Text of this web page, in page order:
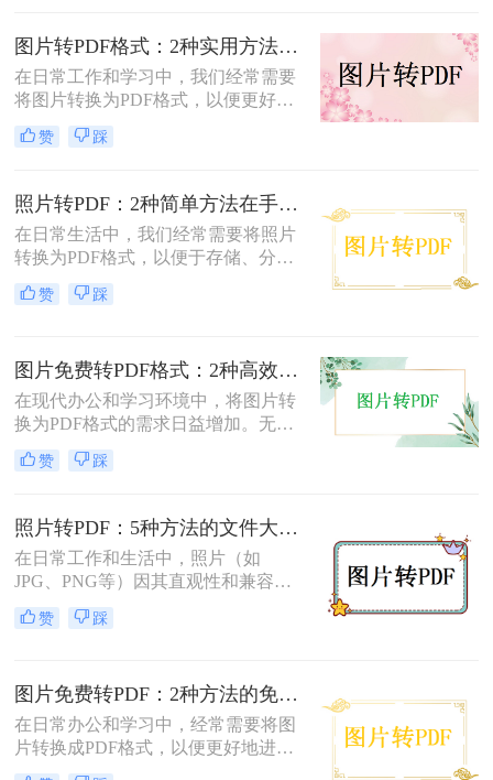
换方式。
图片转PDF格式：2种实用方法的关键参数和输出质量对比！
在日常工作和学习中，我们经常需要
将图片转换为PDF格式，以便更好地
保存、分享和打印。那么如何将图片
转换为pdf格式呢？本文将介绍两种将
赞 踩
照片转PDF：2种简单方法在手机端和电脑端的操作差异！
在日常生活中，我们经常需要将照片
转换为PDF格式，以便于存储、分享
和打印。那么照片转pdf怎么弄呢？下
面将介绍两种简单实用的方法，帮助
赞 踩
图片免费转PDF格式：2种高效方法的转换速度和画质损失对比！
在现代办公和学习环境中，将图片转
换为PDF格式的需求日益增加。无论
是为了更好地保存、传输还是打印图
片，PDF格式因其跨平台兼容性和格
怎么转换成pdf格式免费呢？本文将介
绍两种免费且高效的图片转PDF的方
法。
赞 踩
照片转PDF：5种方法的文件大小限制和画质保留实测！
在日常工作和生活中，照片（如
JPG、PNG等）因其直观性和兼容性
被广泛使用。然而，在需要整合多张
照片、提高安全性或便于打印时，将
文将详细介绍5种将照片转换为PDF的
常用高效方法，帮助用户根据需求选
择最适合的方案。
赞 踩
图片免费转PDF：2种方法的免费额度、水印和画质对比！
在日常办公和学习中，经常需要将图
片转换成PDF格式，以便更好地进行
分享、打印或存档。那么如何把图片